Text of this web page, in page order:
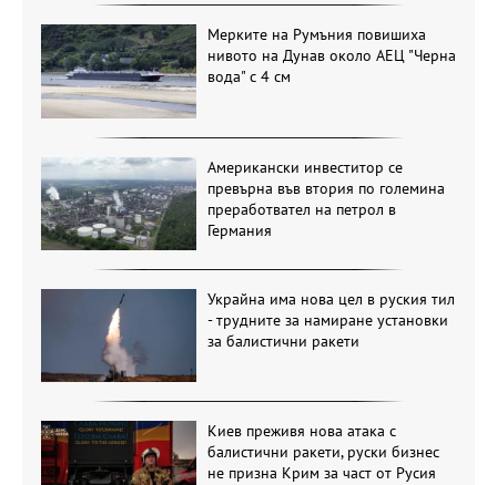
Мерките на Румъния повишиха
нивото на Дунав около АЕЦ "Черна
вода" с 4 см
Американски инвеститор се
превърна във втория по големина
преработвател на петрол в
Германия
Украйна има нова цел в руския тил
- трудните за намиране установки
за балистични ракети
Киев преживя нова атака с
балистични ракети, руски бизнес
не призна Крим за част от Русия